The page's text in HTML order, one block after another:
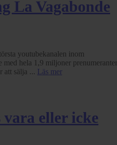
La Vagabonde
youtubekanalen inom
med hela 1,9 miljoner
att sälja ... Läs mer
vara eller icke